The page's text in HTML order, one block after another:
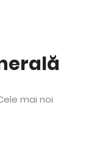
mai noi